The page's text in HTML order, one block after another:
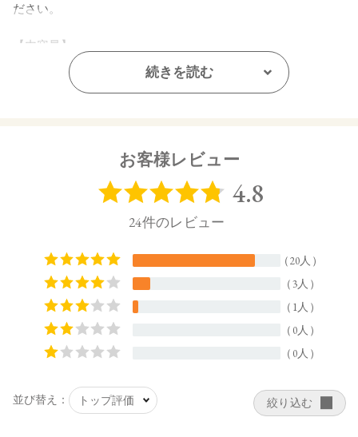
ださい。
【内容量】
Ｇ－６０水添ヒマシ油、ジェランガム、ベンジルアルコー
ール、クエン酸Ｎａ、アクリレーツコポリマーアンモニウ
スインジカ種子油、オリーブ果実油、ホホバ種子油、トリ
キス、ラベンダー花エキス、カミツレ花エキス、クリスマム
マリチマムエキス、トコフェロール、（＋／－）マイカ、酸
化チタン、酸化鉄、ホウケイ酸（Ｃａ／Ａｌ）、グンジョ
ウ、カオリン、水酸化Ａｌ、酸化スズ
【原産国】
【メーカー品番】
続きを読む
お客様レビュー